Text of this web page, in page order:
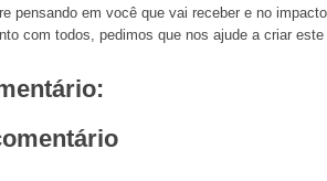
pensando em você que vai receber e no
com todos, pedimos que nos ajude a criar